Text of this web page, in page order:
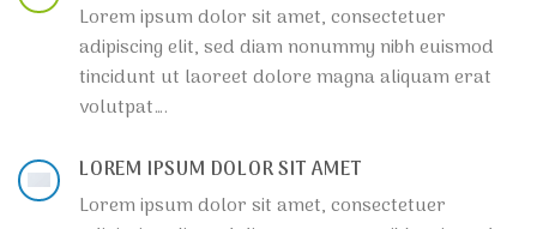
Lorem ipsum dolor sit amet, consectetuer
adipiscing elit, sed diam nonummy nibh euismod
tincidunt ut laoreet dolore magna aliquam erat
volutpat….
LOREM IPSUM DOLOR SIT AMET
Lorem ipsum dolor sit amet, consectetuer